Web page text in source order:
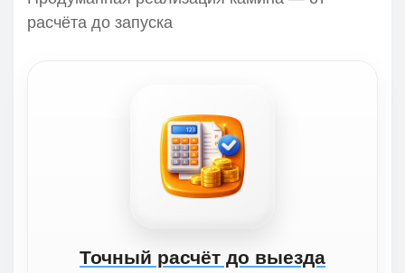
расчёта до запуска
Точный расчёт до выезда